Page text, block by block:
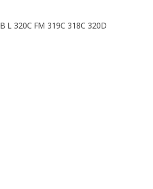
L 320C FM 319C 318C 320D